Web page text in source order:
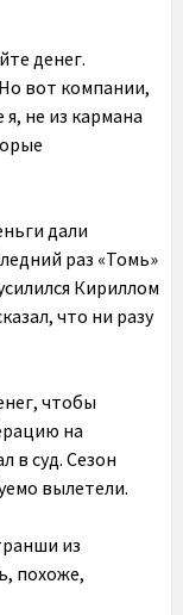
денег.
вот компании,
не из кармана
дали
раз «Томь»
Кириллом
что ни разу
чтобы
на
в суд. Сезон
вылетели.
из
похоже,